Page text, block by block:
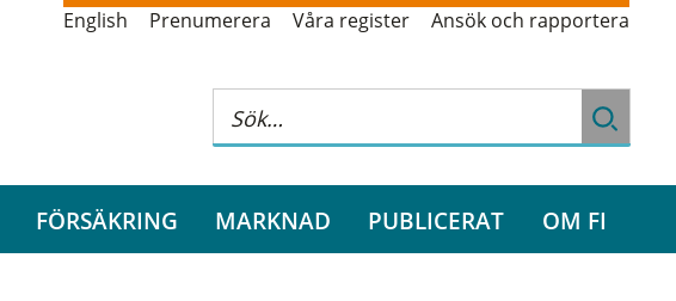
English Prenumerera Våra register Ansök och rapportera
FÖRSÄKRING MARKNAD PUBLICERAT OM FI